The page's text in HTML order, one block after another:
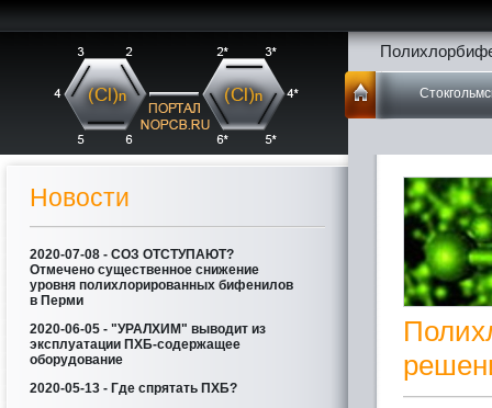
Новости
2020-07-08 - СОЗ ОТСТУПАЮТ?
Отмечено существенное снижение
уровня полихлорированных бифенилов
в Перми
2020-06-05 - "УРАЛХИМ" выводит из
эксплуатации ПХБ-содержащее
оборудование
2020-05-13 - Где спрятать ПХБ?